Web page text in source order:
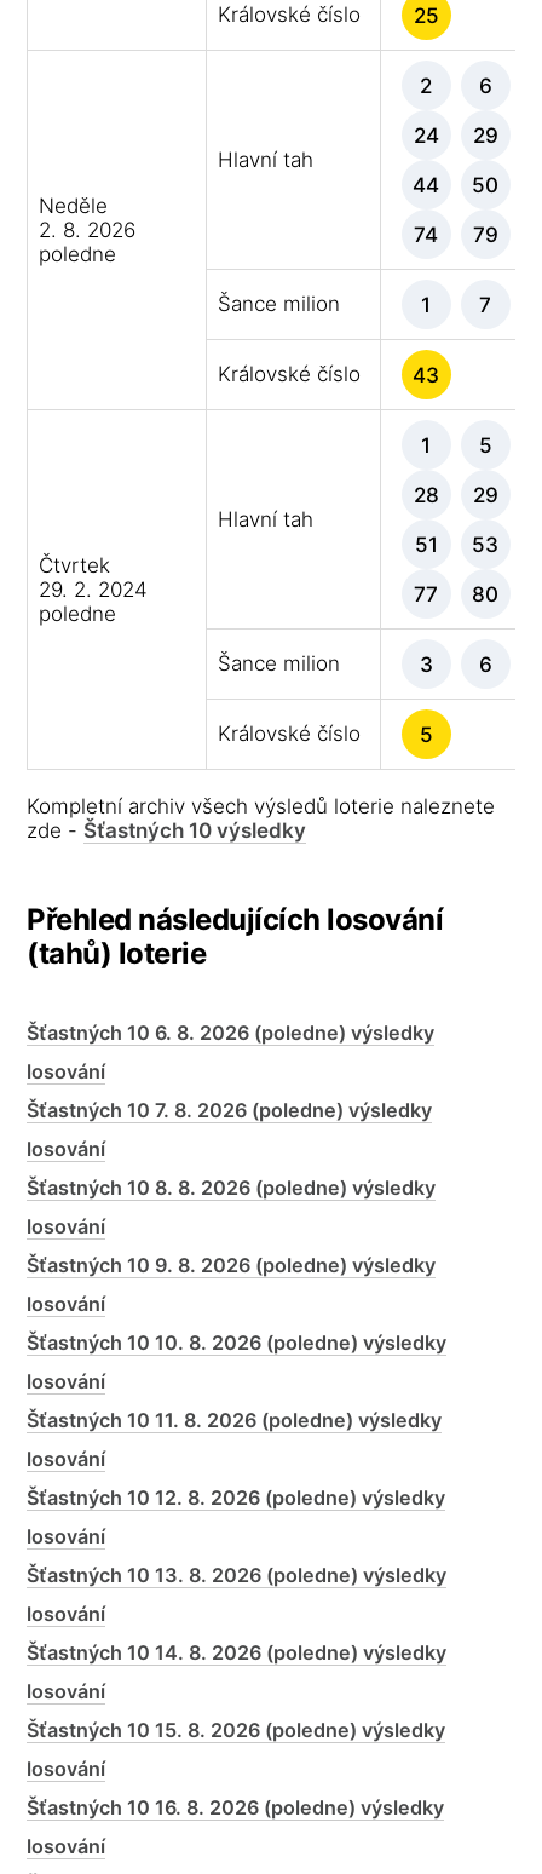
Královské číslo 25
Neděle
2. 8. 2026
poledne
Hlavní tah
2 6
24 29
44 50
74 79
Šance milion 1 7
Královské číslo 43
Čtvrtek
29. 2. 2024
poledne
Hlavní tah
1 5
28 29
51 53
77 80
Šance milion 3 6
Královské číslo 5
Kompletní archiv všech výsledů loterie naleznete
zde - Šťastných 10 výsledky
Přehled následujících losování
(tahů) loterie
Šťastných 10 6. 8. 2026 (poledne) výsledky
losování
Šťastných 10 7. 8. 2026 (poledne) výsledky
losování
Šťastných 10 8. 8. 2026 (poledne) výsledky
losování
Šťastných 10 9. 8. 2026 (poledne) výsledky
losování
Šťastných 10 10. 8. 2026 (poledne) výsledky
losování
Šťastných 10 11. 8. 2026 (poledne) výsledky
losování
Šťastných 10 12. 8. 2026 (poledne) výsledky
losování
Šťastných 10 13. 8. 2026 (poledne) výsledky
losování
Šťastných 10 14. 8. 2026 (poledne) výsledky
losování
Šťastných 10 15. 8. 2026 (poledne) výsledky
losování
Šťastných 10 16. 8. 2026 (poledne) výsledky
losování